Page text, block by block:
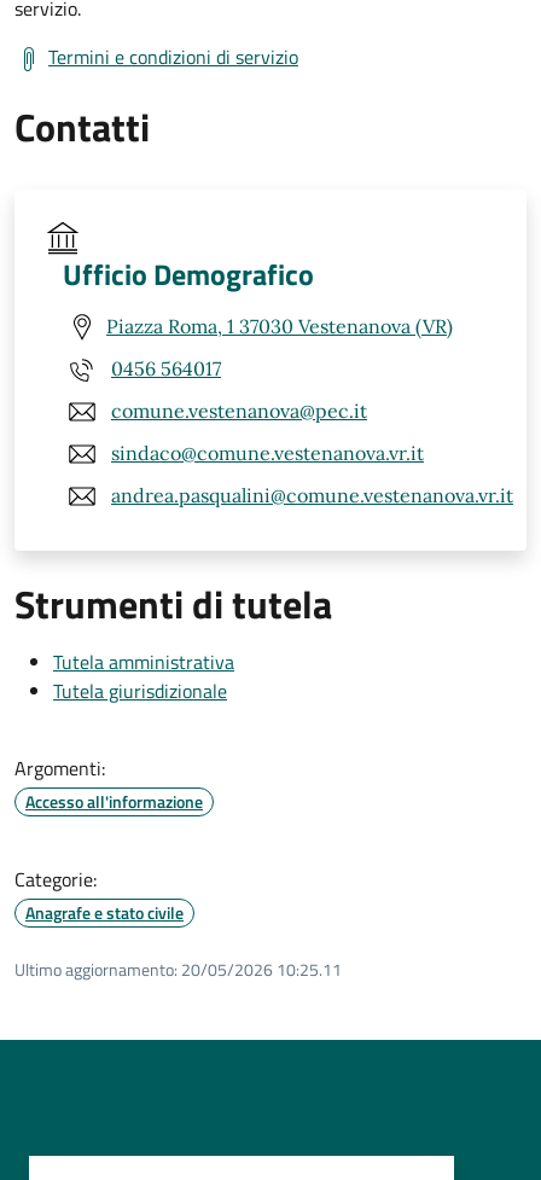
servizio.
Termini e condizioni di servizio
Contatti
Ufficio Demografico
Piazza Roma, 1 37030 Vestenanova (VR)
0456 564017
comune.vestenanova@pec.it
sindaco@comune.vestenanova.vr.it
andrea.pasqualini@comune.vestenanova.vr.it
Strumenti di tutela
Tutela amministrativa
Tutela giurisdizionale
Argomenti:
Accesso all'informazione
Categorie:
Anagrafe e stato civile
Ultimo aggiornamento: 20/05/2026 10:25.11